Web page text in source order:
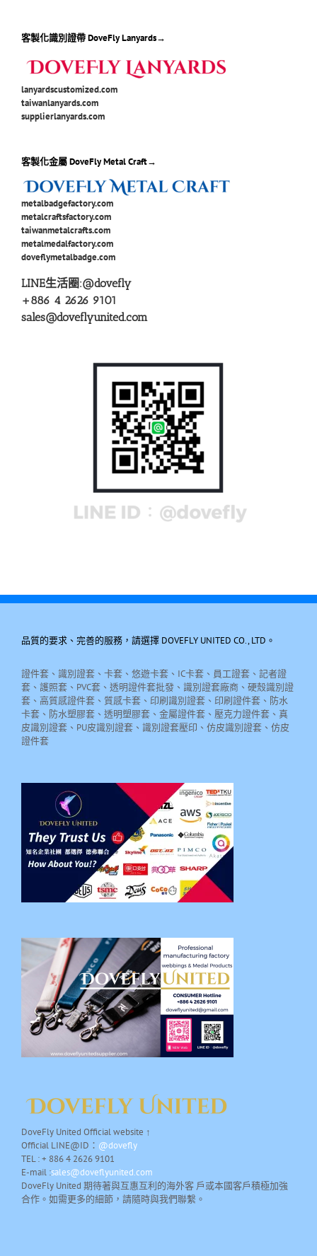
客製化識別證帶 DoveFly Lanyards→
lanyardscustomized.com
taiwanlanyards.com
supplierlanyards.com
客製化金屬 DoveFly Metal Craft→
metalbadgefactory.com
metalcraftsfactory.com
taiwanmetalcrafts.com
metalmedalfactory.com
doveflymetalbadge.com
LINE生活圈:@dovefly
+886 4 2626 9101
sales@doveflyunited.com
品質的要求、完善的服務，請選擇 DOVEFLY UNITED CO., LTD。
證件套、識別證套、卡套、悠遊卡套、IC卡套、員工證套、記者證
套、護照套、PVC套、透明證件套批發、識別證套廠商、硬殼識別證
套、高質感證件套、質感卡套、印刷識別證套、印刷證件套、防水
卡套、防水塑膠套、透明塑膠套、金屬證件套、壓克力證件套、真
皮識別證套、PU皮識別證套、識別證套壓印、仿皮識別證套、仿皮
證件套
DoveFly United Official website ↑
Official LINE@ID： @dovefly
TEL : + 886 4 2626 9101
E-mail :sales@doveflyunited.com
DoveFly United 期待著與互惠互利的海外客 戶或本國客戶積極加強
合作。如需更多的細節，請隨時與我們聯繫。